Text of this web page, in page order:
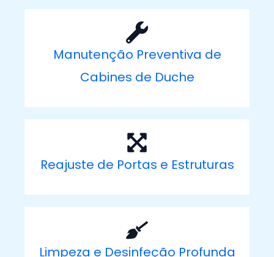
Manutenção Preventiva de
Cabines de Duche
Reajuste de Portas e Estruturas
Limpeza e Desinfeção Profunda